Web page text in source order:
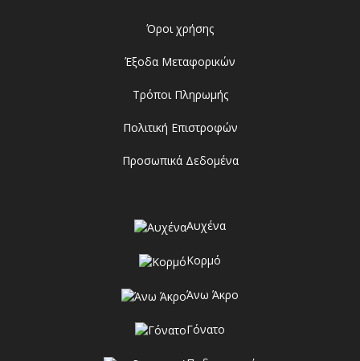
Όροι χρήσης
Έξοδα Μεταφορικών
Τρόποι Πληρωμής
Πολιτική Επιστροφών
Προσωπικά Δεδομένα
Αυχένα
Κορμό
Άνω Άκρο
Γόνατο